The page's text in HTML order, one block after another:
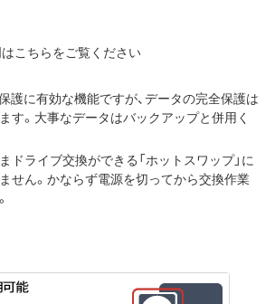
こちらをご覧ください
護に有効な機能ですが、データの完全保護は
す。大事なデータはバックアップと併用く
ドライブ交換ができる「ホットスワップ」に
せん。かならず電源を切ってから交換作業